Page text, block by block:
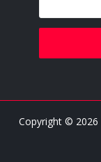
Copyright © 2026